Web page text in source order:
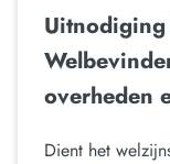
overheden
Dient het